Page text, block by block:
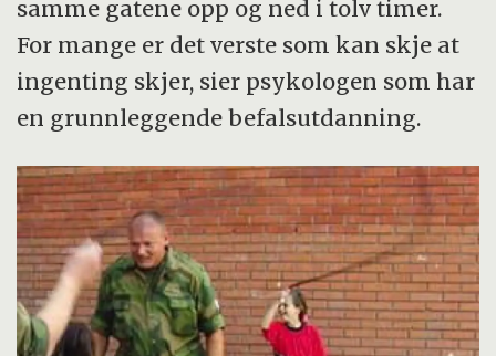
samme gatene opp og ned i tolv timer.
For mange er det verste som kan skje at
ingenting skjer, sier psykologen som har
en grunnleggende befalsutdanning.